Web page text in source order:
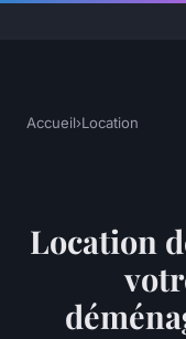
Accueil›Location
Location